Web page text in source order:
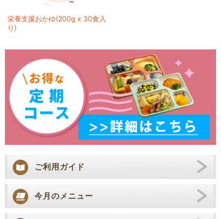
栄養支援おかゆ(200g x 30食入
り)
ご利用ガイド
今月のメニュー